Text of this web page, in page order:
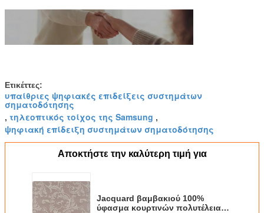
Ετικέττες:
υπαίθριες ψηφιακές επιδείξεις συστημάτων
σηματοδότησης
, τηλεοπτικός τοίχος της Samsung ,
ψηφιακή επίδειξη συστημάτων σηματοδότησης
Αποκτήστε την καλύτερη τιμή για
Jacquard βαμβακιού 100%
ύφασμα κουρτινών πολυτέλειας